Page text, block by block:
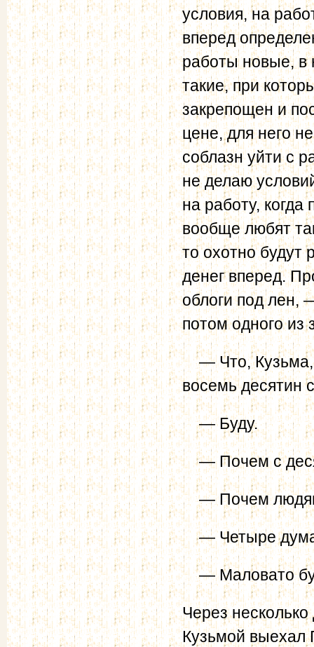
условия, на
вперед
работы новые, в
такие, при
закрепощен и
цене, для него
соблазн уйти с
не делаю
на работу,
вообще любят
то охотно будут
денег вперед.
облоги под лен,
потом одного из
— Что, Кузьма,
восемь де­сятин
— Буду.
— Почем с
— Почем
— Четыре
— Маловато
Через
Кузьмой выехал